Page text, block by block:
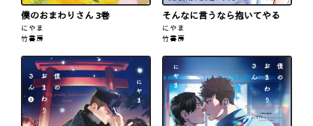
僕のおまわりさん 3巻
にやま
竹書房
そんなに言うなら抱いてやる
にやま
竹書房